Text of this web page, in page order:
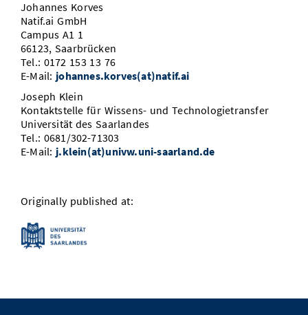
Johannes Korves
Natif.ai GmbH
Campus A1 1
66123, Saarbrücken
Tel.: 0172 153 13 76
E-Mail: johannes.korves(at)natif.ai
Joseph Klein
Kontaktstelle für Wissens- und Technologietransfer
Universität des Saarlandes
Tel.: 0681/302-71303
E-Mail: j.klein(at)univw.uni-saarland.de
Originally published at: